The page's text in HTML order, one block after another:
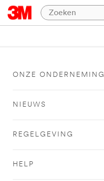
ONZE ONDERNEMING
NIEUWS
REGELGEVING
HELP